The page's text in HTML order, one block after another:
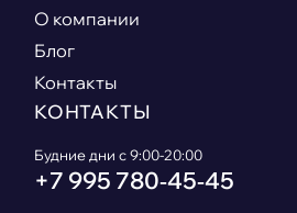
О компании
Блог
Контакты
КОНТАКТЫ
Будние дни с 9:00-20:00
+7 995 780‑45‑45